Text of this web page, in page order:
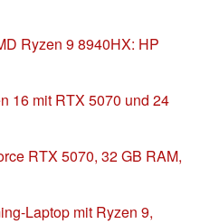
Ryzen 9 8940HX: HP
16 mit RTX 5070 und 24
RTX 5070, 32 GB RAM,
Laptop mit Ryzen 9,